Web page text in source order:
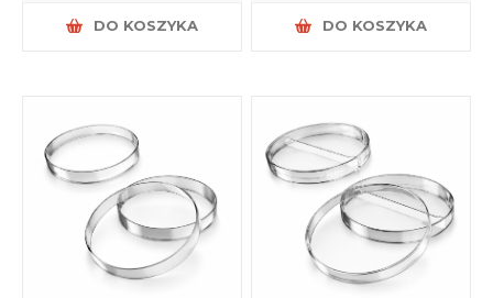
DO KOSZYKA DO KOSZYKA